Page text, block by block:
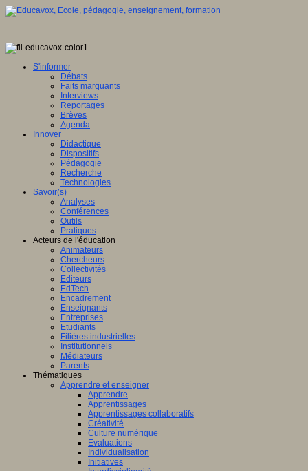
S'informer
Débats
Faits marquants
Interviews
Reportages
Brèves
Agenda
Innover
Didactique
Dispositifs
Pédagogie
Recherche
Technologies
Savoir(s)
Analyses
Conférences
Outils
Pratiques
Acteurs de l'éducation
Animateurs
Chercheurs
Collectivités
Editeurs
EdTech
Encadrement
Enseignants
Entreprises
Etudiants
Filières industrielles
Institutionnels
Médiateurs
Parents
Thématiques
Apprendre et enseigner
Apprendre
Apprentissages
Apprentissages collaboratifs
Créativité
Culture numérique
Evaluations
Individualisation
Initiatives